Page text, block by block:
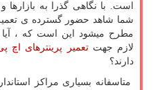
است. با نگاهی گذرا به بازارها
شما شاهد حضور گسترده ی
مطرح میشود این است که ، آیا
لازم جهتتعمیر پرینترهای اچ
دارند؟
متاسفانه بسیاری مراکز